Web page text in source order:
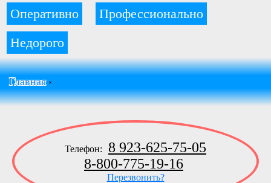
Оперативно
Профессионально
Недорого
Главная›
Телефон:
8 923-625-75-05
8-800-775-19-16
Перезвонить?